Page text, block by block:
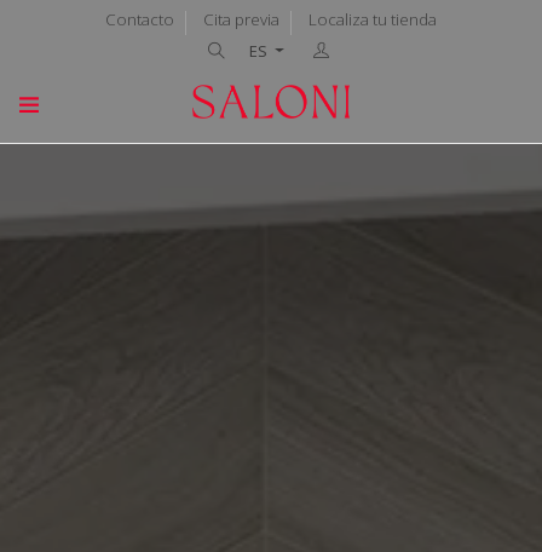
Contacto Cita previa
Localiza tu tienda
ES